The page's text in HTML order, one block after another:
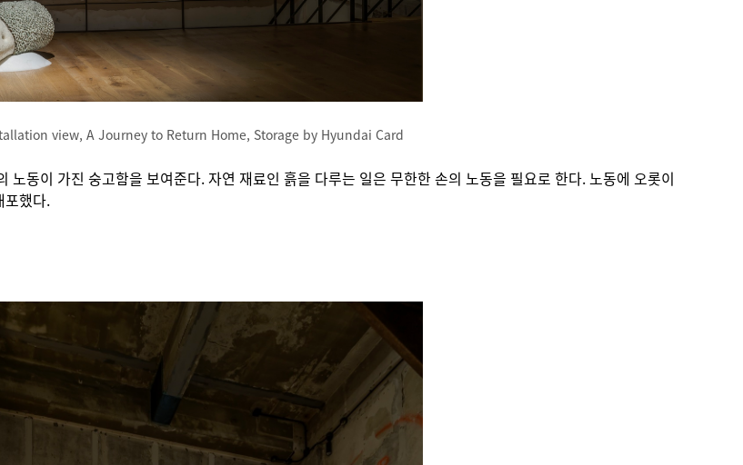
view, A Journey to Return Home, Storage by Hyundai Card
노동이 가진 숭고함을 보여준다. 자연 재료인 흙을 다루는 일은 무한한 손의 노동을 필요로 한다. 노동에 오롯이
포했다.